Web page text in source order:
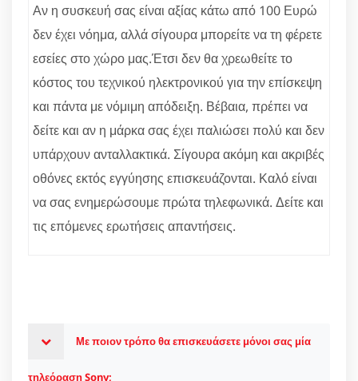
Αν η συσκευή σας είναι αξίας κάτω από 100 Ευρώ
δεν έχει νόημα, αλλά σίγουρα μπορείτε να τη φέρετε
εσείες στο χώρο μας.Έτσι δεν θα χρεωθείτε το
κόστος του τεχνικού ηλεκτρονικού για την επίσκεψη
και πάντα με νόμιμη απόδειξη. Βέβαια, πρέπει να
δείτε και αν η μάρκα σας έχει παλιώσει πολύ και δεν
υπάρχουν ανταλλακτικά. Σίγουρα ακόμη και ακριβές
οθόνες εκτός εγγύησης επισκευάζονται. Καλό είναι
να σας ενημερώσουμε πρώτα τηλεφωνικά. Δείτε και
τις επόμενες ερωτήσεις απαντήσεις.
Με ποιον τρόπο θα επισκευάσετε μόνοι σας μία
τηλεόραση Sony;